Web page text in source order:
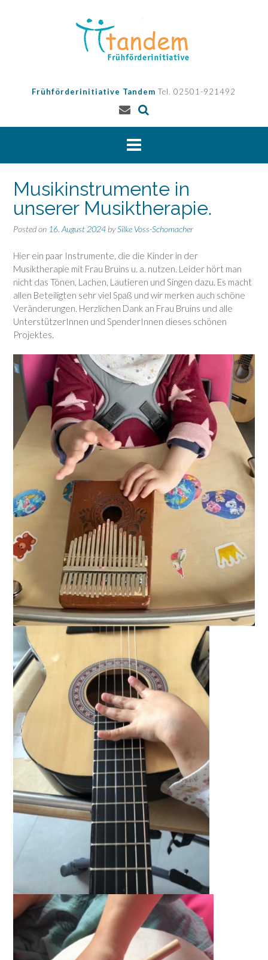
Frühförderinitiative Tandem Tel. 02501-921492
Musikinstrumente in
unserer Musiktherapie.
Posted on 16. August 2024 bySilke Voss-Schomacher
Hier ein paar Instrumente, die die Kinder in der
Musiktherapie mit Frau Bruins u. a. nutzen. Leider hört man
nicht das Tönen, Lachen, Lautieren und Singen dazu. Es macht
allen Beteiligten sehr viel Spaß und wir merken auch schöne
Veränderungen. Herzlichen Dank an Frau Bruins und alle
UnterstützerInnen und SpenderInnen dieses schönen
Projektes.